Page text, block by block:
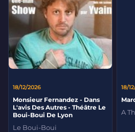
18/12/2026
Monsieur Fernandez - Dans
L'avis Des Autres - Théâtre Le
Boui-Boui De Lyon
Le Boui-Boui
18/
A